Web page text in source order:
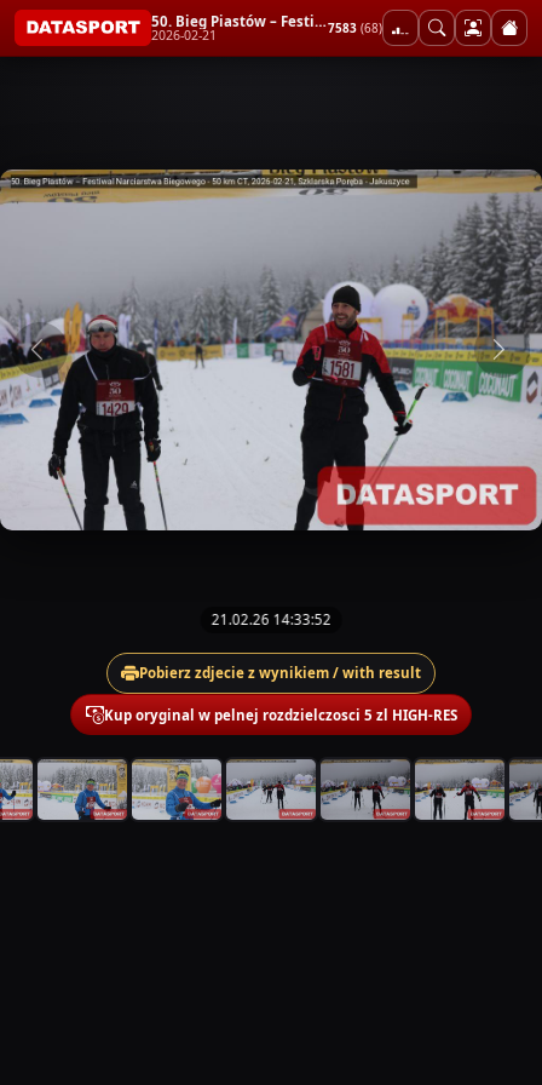
50. Bieg Piastów – Festiwal Narciarstwa Biegowego - 50 km CT
2026-02-21 7583 (68)
21.02.26 14:33:52
Pobierz zdjecie z wynikiem / with result
Kup oryginal w pelnej rozdzielczosci 5 zl HIGH-RES